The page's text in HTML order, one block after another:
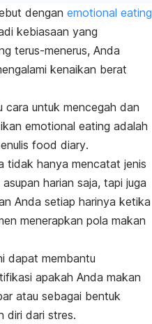
dengan emotional eating
kebiasaan yang
terus-menerus, Anda
kenaikan berat
cara untuk mencegah dan
emotional eating adalah
food diary.
tidak hanya mencatat jenis
harian saja, tapi juga
Anda setiap harinya ketika
menerapkan pola makan
dapat membantu
apakah Anda makan
atau sebagai bentuk
diri dari stres.